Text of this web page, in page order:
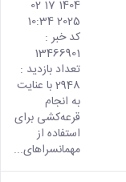
1404 17 02
2025 10:34
کد خبر :
13466901
تعداد بازدید :
2948 با عنایت
به انجام
قرعه‌کشی برای
استفاده از
مهمانسراهای...